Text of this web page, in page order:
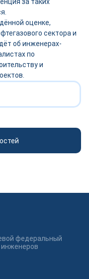
оценке,
сектора и
об инженерах-
по
и
федеральный
инженеров